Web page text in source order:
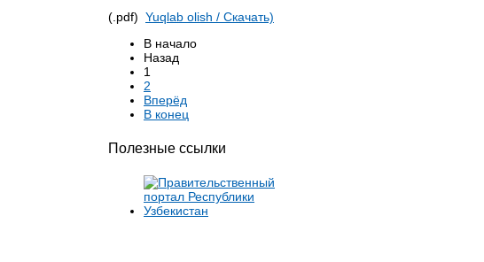
(.pdf) Yuqlab olish / Cкачать)
В начало
Назад
1
2
Вперёд
В конец
Полезные ссылки